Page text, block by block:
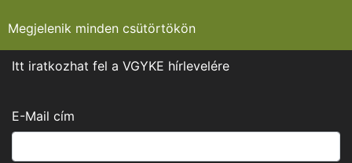
Megjelenik minden csütörtökön
Itt iratkozhat fel a VGYKE hírlevelére
E-Mail cím